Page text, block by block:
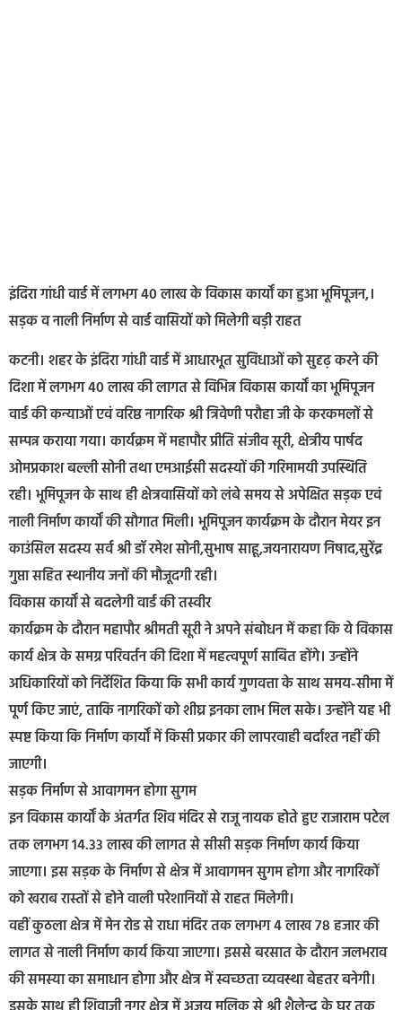
इंदिरा गांधी वार्ड में लगभग 40 लाख के विकास कार्यों का हुआ भूमिपूजन,।
सड़क व नाली निर्माण से वार्ड वासियों को मिलेगी बड़ी राहत
कटनी। शहर के इंदिरा गांधी वार्ड में आधारभूत सुविधाओं को सुदृढ़ करने की
दिशा में लगभग 40 लाख की लागत से विभिन्न विकास कार्यों का भूमिपूजन
वार्ड की कन्याओं एवं वरिष्ठ नागरिक श्री त्रिवेणी परौहा जी के करकमलों से
सम्पन्न कराया गया। कार्यक्रम में महापौर प्रीति संजीव सूरी, क्षेत्रीय पार्षद
ओमप्रकाश बल्ली सोनी तथा एमआईसी सदस्यों की गरिमामयी उपस्थिति
रही। भूमिपूजन के साथ ही क्षेत्रवासियों को लंबे समय से अपेक्षित सड़क एवं
नाली निर्माण कार्यों की सौगात मिली। भूमिपूजन कार्यक्रम के दौरान मेयर इन
काउंसिल सदस्य सर्व श्री डॉ रमेश सोनी,सुभाष साहू,जयनारायण निषाद,सुरेंद्र
गुप्ता सहित स्थानीय जनों की मौजूदगी रही।
विकास कार्यों से बदलेगी वार्ड की तस्वीर
कार्यक्रम के दौरान महापौर श्रीमती सूरी ने अपने संबोधन में कहा कि ये विकास
कार्य क्षेत्र के समग्र परिवर्तन की दिशा में महत्वपूर्ण साबित होंगे। उन्होंने
अधिकारियों को निर्देशित किया कि सभी कार्य गुणवत्ता के साथ समय-सीमा में
पूर्ण किए जाएं, ताकि नागरिकों को शीघ्र इनका लाभ मिल सके। उन्होंने यह भी
स्पष्ट किया कि निर्माण कार्यों में किसी प्रकार की लापरवाही बर्दाश्त नहीं की
जाएगी।
सड़क निर्माण से आवागमन होगा सुगम
इन विकास कार्यों के अंतर्गत शिव मंदिर से राजू नायक होते हुए राजाराम पटेल
तक लगभग 14.33 लाख की लागत से सीसी सड़क निर्माण कार्य किया
जाएगा। इस सड़क के निर्माण से क्षेत्र में आवागमन सुगम होगा और नागरिकों
को खराब रास्तों से होने वाली परेशानियों से राहत मिलेगी।
वहीं कुठला क्षेत्र में मेन रोड से राधा मंदिर तक लगभग 4 लाख 78 हजार की
लागत से नाली निर्माण कार्य किया जाएगा। इससे बरसात के दौरान जलभराव
की समस्या का समाधान होगा और क्षेत्र में स्वच्छता व्यवस्था बेहतर बनेगी।